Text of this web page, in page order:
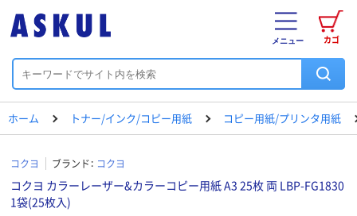
カゴ
メニュー
ホーム トナー/インク/コピー用紙 コピー用紙/プリンタ用紙
コクヨ ブランド： コクヨ
コクヨ カラーレーザー&カラーコピー用紙 A3 25枚 両 LBP-FG1830
1袋(25枚入)